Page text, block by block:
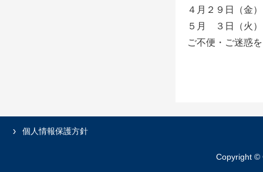
４月２９日（金
５月 ３日（火
ご不便・ご迷惑
個人情報保護方針
Copyright ©